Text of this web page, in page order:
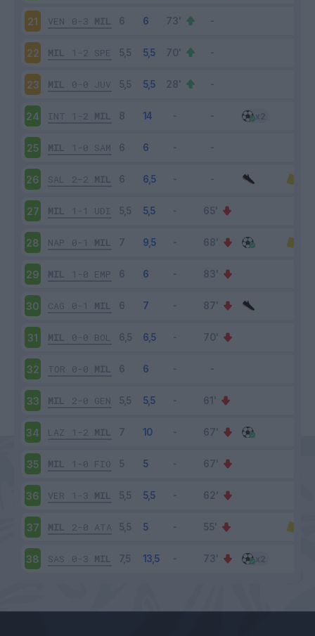
21 VEN 0-3 MIL
22 MIL 1-2 SPE
23 MIL 0-0 JUV
24 INT 1-2 MIL
25 MIL 1-0 SAM
26 SAL 2-2 MIL
27 MIL 1-1 UDI
28 NAP 0-1 MIL
29 MIL 1-0 EMP
30 CAG 0-1 MIL
31 MIL 0-0 BOL
32 TOR 0-0 MIL
33 MIL 2-0 GEN
34 LAZ 1-2 MIL
35 MIL 1-0 FIO
36 VER 1-3 MIL
37 MIL 2-0 ATA
38 SAS 0-3 MIL